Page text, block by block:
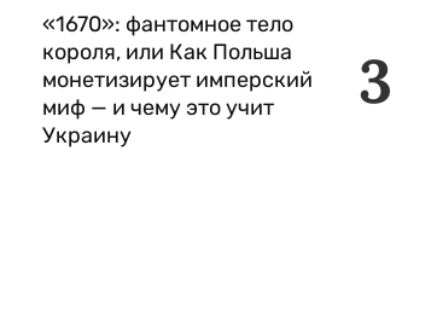
3
«1670»: фантомное тело
короля, или Как Польша
монетизирует имперский
миф — и чему это учит
Украину